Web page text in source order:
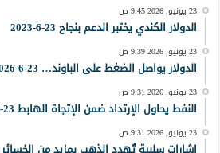
23 يونيو, 2026 9:45 ص
الدولار الكندي يختبر الدعم بنجاح 23-6-2023
23 يونيو, 2026 9:39 ص
الدولار يواصل الضغط على الباوند… 23-6-2026
23 يونيو, 2026 9:31 ص
النفط يحاول الإرتداد ضمن الإتجاة الهابط 23-6-2026
23 يونيو, 2026 9:31 ص